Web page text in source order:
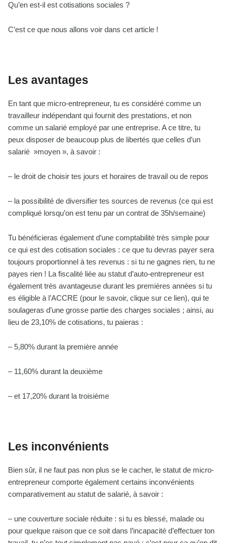
Qu’en est-il est cotisations sociales ?
C’est ce que nous allons voir dans cet article !
Les avantages
En tant que micro-entrepreneur, tu es considéré comme un
travailleur indépendant qui fournit des prestations, et non
comme un salarié employé par une entreprise. A ce titre, tu
peux disposer de beaucoup plus de libertés que celles d’un
salarié »moyen », à savoir :
– le droit de choisir tes jours et horaires de travail ou de repos
– la possibilité de diversifier tes sources de revenus (ce qui est
compliqué lorsqu’on est tenu par un contrat de 35h/semaine)
Tu bénéficieras également d’une comptabilité très simple pour
ce qui est des cotisation sociales : ce que tu devras payer sera
toujours proportionnel à tes revenus : si tu ne gagnes rien, tu ne
payes rien ! La fiscalité liée au statut d’auto-entrepreneur est
également très avantageuse durant les premières années si tu
es éligible à l’ACCRE (pour le savoir, clique sur ce lien), qui te
soulageras d’une grosse partie des charges sociales ; ainsi, au
lieu de 23,10% de cotisations, tu paieras :
– 5,80% durant la première année
– 11,60% durant la deuxième
– et 17,20% durant la troisième
Les inconvénients
Bien sûr, il ne faut pas non plus se le cacher, le statut de micro-
entrepreneur comporte également certains inconvénients
comparativement au statut de salarié, à savoir :
– une couverture sociale réduite : si tu es blessé, malade ou
pour quelque raison que ce soit dans l’incapacité d’effectuer ton